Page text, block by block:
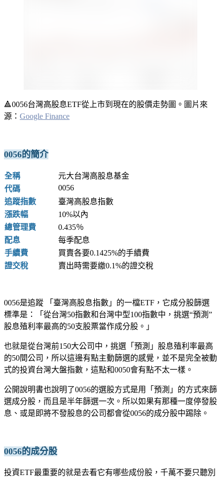
🔺0056台灣高股息ETF從上市到現在的股價走勢圖。圖片來
源： Google Finance
0056的簡介
全稱
元大台灣高股息基金
代碼
0056
追蹤指數
臺灣高股息指數
漲跌幅
10%以內
總管理費
0.435％
配息
每季配息
手續費
買賣各要0.1425%的手續費
證交稅
賣出時需要繳0.1%的證交稅
0056是追蹤 「臺灣高股息指數」的一檔ETF，它成分股篩選
標準是：「從台灣50指數和台灣中型100指數中，挑選“預測”
股息殖利率最高的50支股票當作成分股。」
也就是從台灣前150大公司中，挑選「預測」股息殖利率最高
的50間公司，所以這邊有點主動篩選的感覺，並不是完全被動
式的投資台灣大盤指數，這點和0050會有點不太一樣。
公開說明書也說明了0056的選股方式是用「預測」的方式來篩
選成分股，而且是半年篩選一次。所以如果有那種一度停發股
息、或是即將不發股息的公司都會從0056的成分股中踢除。
0056的成分股
投資ETF最重要的就是去看它有哪些成份股，千萬不要只聽別